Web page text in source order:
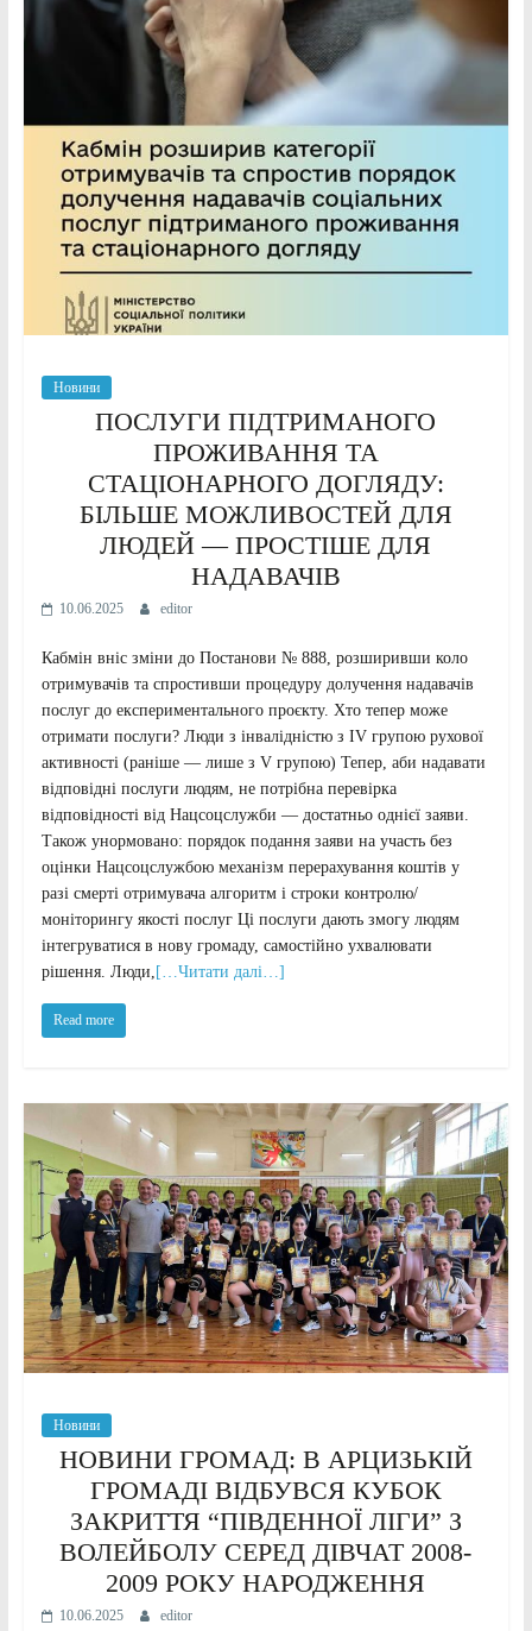
Новини
ПОСЛУГИ ПІДТРИМАНОГО
ПРОЖИВАННЯ ТА
СТАЦІОНАРНОГО ДОГЛЯДУ:
БІЛЬШЕ МОЖЛИВОСТЕЙ ДЛЯ
ЛЮДЕЙ — ПРОСТІШЕ ДЛЯ
НАДАВАЧІВ
10.06.2025 editor
Кабмін вніс зміни до Постанови № 888, розширивши коло
отримувачів та спростивши процедуру долучення надавачів
послуг до експериментального проєкту. Хто тепер може
отримати послуги? Люди з інвалідністю з IV групою рухової
активності (раніше — лише з V групою) Тепер, аби надавати
відповідні послуги людям, не потрібна перевірка
відповідності від Нацсоцслужби — достатньо однієї заяви.
Також унормовано: порядок подання заяви на участь без
оцінки Нацсоцслужбою механізм перерахування коштів у
разі смерті отримувача алгоритм і строки контролю/
моніторингу якості послуг Ці послуги дають змогу людям
інтегруватися в нову громаду, самостійно ухвалювати
рішення. Люди, […Читати далі…]
Read more
Новини
НОВИНИ ГРОМАД: В АРЦИЗЬКІЙ
ГРОМАДІ ВІДБУВСЯ КУБОК
ЗАКРИТТЯ “ПІВДЕННОЇ ЛІГИ” З
ВОЛЕЙБОЛУ СЕРЕД ДІВЧАТ 2008-
2009 РОКУ НАРОДЖЕННЯ
10.06.2025 editor